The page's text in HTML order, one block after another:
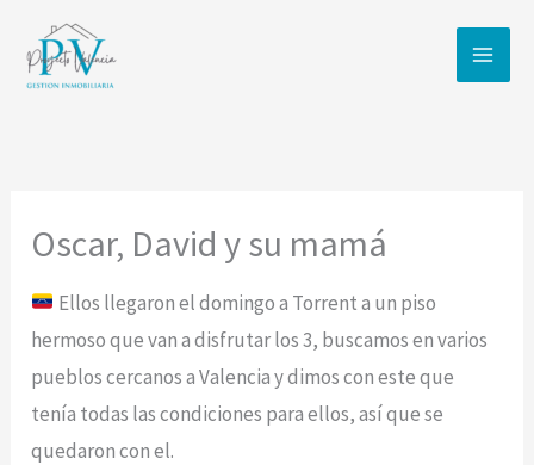
contenido
Oscar, David y su mamá
Ellos llegaron el domingo a Torrent a un piso
hermoso que van a disfrutar los 3, buscamos en varios
pueblos cercanos a Valencia y dimos con este que
tenía todas las condiciones para ellos, así que se
quedaron con el.